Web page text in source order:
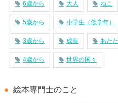
6歳から 大人 ねこ
5歳から 小学生（低学年）
3歳から 成長 あた
4歳から 世界の国々
絵本専門士のこと